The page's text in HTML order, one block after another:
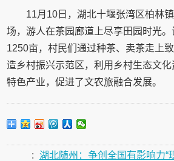
11月10日，湖北十堰张湾区柏林
场，游人在茶园廊道上尽享田园时光
1250亩，村民们通过种茶、卖茶走上
造乡村振兴示范区，利用乡村生态文
特色产业，促进了文农旅融合发展。
: 湖北随州：争创全国有影响力“